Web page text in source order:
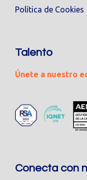
Política de Cookies
Talento
Únete a nuestro
Conecta con